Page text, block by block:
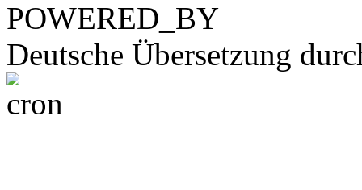
POWERED_BY
Deutsche Übersetzung